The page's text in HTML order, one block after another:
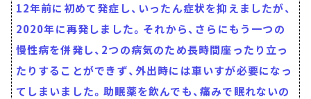
12年前に初めて発症し、いったん症状を抑えましたが、
2020年に再発しました。それから、さらにもう一つの
慢性病を併発し、2つの病気のため長時間座ったり立っ
たりすることができず、外出時には車いすが必要になっ
てしまいました。助眠薬を飲んでも、痛みで眠れないの